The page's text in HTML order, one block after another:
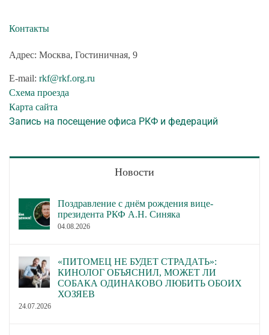
Контакты
Адрес: Москва, Гостиничная, 9
E-mail: rkf@rkf.org.ru
Схема проезда
Карта сайта
Запись на посещение офиса РКФ и федераций
Новости
Поздравление с днём рождения вице-
президента РКФ А.Н. Синяка
04.08.2026
«ПИТОМЕЦ НЕ БУДЕТ СТРАДАТЬ»:
КИНОЛОГ ОБЪЯСНИЛ, МОЖЕТ ЛИ
СОБАКА ОДИНАКОВО ЛЮБИТЬ ОБОИХ
ХОЗЯЕВ
24.07.2026